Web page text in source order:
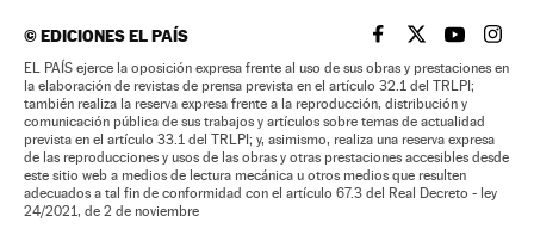
©EDICIONES EL PAÍS EL PAÍS BRASIL EN
EL PAÍSEL PAÍS
EL
EL PAÍS ejerce la oposición expresa frente al uso de sus obras y prestaciones en
la elaboración de revistas de prensa prevista en el artículo 32.1 del TRLPI;
también realiza la reserva expresa frente a la reproducción, distribución y
comunicación pública de sus trabajos y artículos sobre temas de actualidad
prevista en el artículo 33.1 del TRLPI; y, asimismo, realiza una reserva expresa
de las reproducciones y usos de las obras y otras prestaciones accesibles desde
este sitio web a medios de lectura mecánica u otros medios que resulten
adecuados a tal fin de conformidad con el artículo 67.3 del Real Decreto - ley
24/2021, de 2 de noviembre